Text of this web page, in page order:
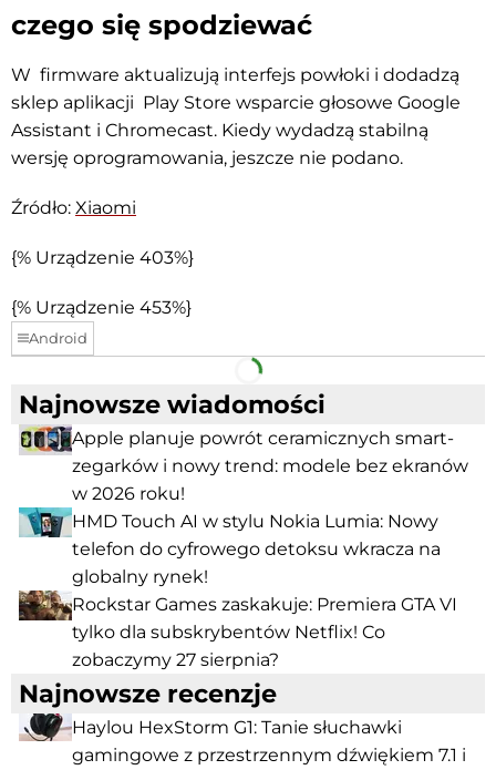
czego się spodziewać
W firmware aktualizują interfejs powłoki i dodadzą
sklep aplikacji Play Store wsparcie głosowe Google
Assistant i Chromecast. Kiedy wydadzą stabilną
wersję oprogramowania, jeszcze nie podano.
Źródło: Xiaomi
{% Urządzenie 403%}
{% Urządzenie 453%}
Android
Facebook Telegram
Najnowsze wiadomości
Apple planuje powrót ceramicznych smart-
zegarków i nowy trend: modele bez ekranów
w 2026 roku!
HMD Touch AI w stylu Nokia Lumia: Nowy
telefon do cyfrowego detoksu wkracza na
globalny rynek!
Rockstar Games zaskakuje: Premiera GTA VI
tylko dla subskrybentów Netflix! Co
zobaczymy 27 sierpnia?
Najnowsze recenzje
Haylou HexStorm G1: Tanie słuchawki
gamingowe z przestrzennym dźwiękiem 7.1 i